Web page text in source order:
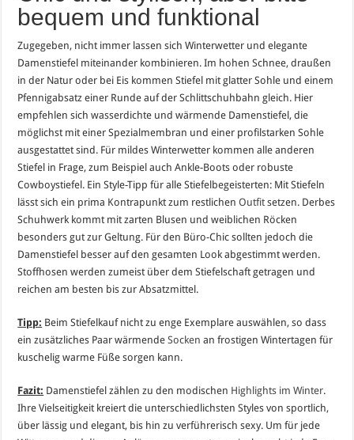
bequem und funktional
Zugegeben, nicht immer lassen sich Winterwetter und elegante
Damenstiefel miteinander kombinieren. Im hohen Schnee, draußen
in der Natur oder bei Eis kommen Stiefel mit glatter Sohle und einem
Pfennigabsatz einer Runde auf der Schlittschuhbahn gleich. Hier
empfehlen sich wasserdichte und wärmende Damenstiefel, die
möglichst mit einer Spezialmembran und einer profilstarken Sohle
ausgestattet sind. Für mildes Winterwetter kommen alle anderen
Stiefel in Frage, zum Beispiel auch Ankle-Boots oder robuste
Cowboystiefel. Ein Style-Tipp für alle Stiefelbegeisterten: Mit Stiefeln
lässt sich ein prima Kontrapunkt zum restlichenOutfit setzen. Derbes
Schuhwerk kommt mit zarten Blusen und weiblichen Röcken
besonders gut zur Geltung. Für den Büro-Chic sollten jedoch die
Damenstiefel besser auf den gesamten Look abgestimmt werden.
Stoffhosen werden zumeist über dem Stiefelschaft getragen und
reichen am besten bis zur Absatzmittel.
Tipp: Beim Stiefelkauf nicht zu enge Exemplare auswählen, so dass
ein zusätzliches Paar wärmendeSocken an frostigen Wintertagen für
kuschelig warme Füße sorgen kann.
Fazit: Damenstiefel zählen zu den modischen Highlights im Winter.
Ihre Vielseitigkeit kreiert die unterschiedlichsten Styles von sportlich,
über lässig und elegant, bis hin zu verführerisch sexy. Um für jede